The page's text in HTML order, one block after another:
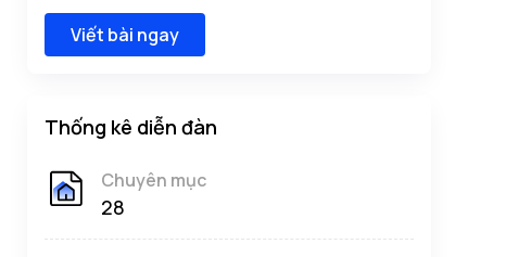
Viết bài ngay
Thống kê diễn đàn
Chuyên mục
28